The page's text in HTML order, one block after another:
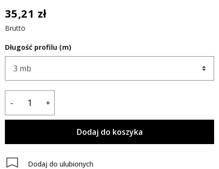
35,21 zł
Brutto
Długość profilu (m)
- +
Dodaj do koszyka
Dodaj do ulubionych